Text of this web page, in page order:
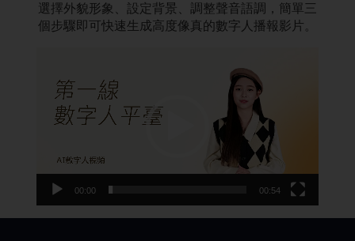
選擇外貌形象、設定背景、調整聲音語調，簡單三
個步驟即可快速生成高度像真的數字人播報影片。
00:00 00:54